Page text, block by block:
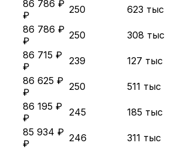
86 786 ₽
₽
250 623 тыс
86 786 ₽
₽
250 308 тыс
86 715 ₽
₽
239 127 тыс
86 625 ₽
₽
250 511 тыс
86 195 ₽
₽
245 185 тыс
85 934 ₽
₽
246 311 тыс